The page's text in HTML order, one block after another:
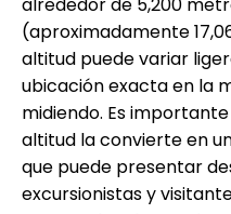
(aproximadamente
altitud puede variar
ubicación exacta en la
midiendo. Es
altitud la convierte en
que puede presentar
excursionistas y